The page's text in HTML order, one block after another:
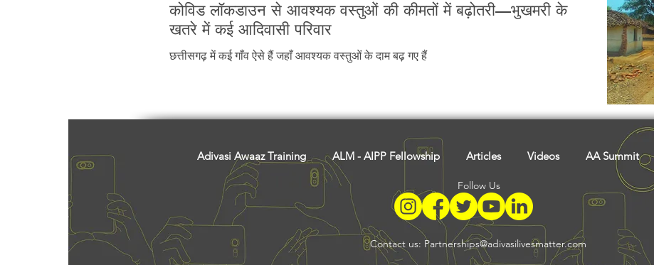
कोविड लॉकडाउन से आवश्यक वस्तुओं की कीमतों में बढ़ोतरी—भुखमरी के
खतरे में कई आदिवासी परिवार
छत्तीसगढ़ में कई गाँव ऐसे हैं जहाँ आवश्यक वस्तुओं के दाम बढ़ गए हैं
Adivasi Awaaz Training ALM - AIPP Fellowship Articles Videos AA Summit
Contact us: Partnerships@adivasilivesmatter.com
Follow Us